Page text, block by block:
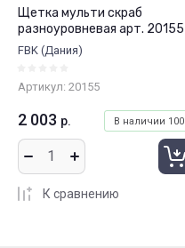
Щетка мульти скраб
разноуровневая арт. 20155
FBK (Дания)
Артикул: 20155
В наличии 100
2 003 р.
К сравнению